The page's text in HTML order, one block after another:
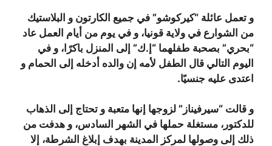
و تعمل عائلة “كيركوشو” في جميع الكارتون و البلاستيك
من الشوارع في ولاية قونيا، و في يوم من أيام العمل عاد
“بحري” بصحبة طفلهما “إ.ك” إلى المنزل باكرًا، و في
اليوم التالي قال الطفل لأمه إن والده أدخله إلى الحمام و
اعتدى عليه جنسيًا.
و قالت “سيرفيناز” لزوجها إنها متعبة و تحتاج إلى الذهاب
للدكتور، مستغلة حملها في الشهر السادس، و هدفت من
ذلك إلى وصولها لمركز المدينة بهدف إبلاغ الشرطة، إلا